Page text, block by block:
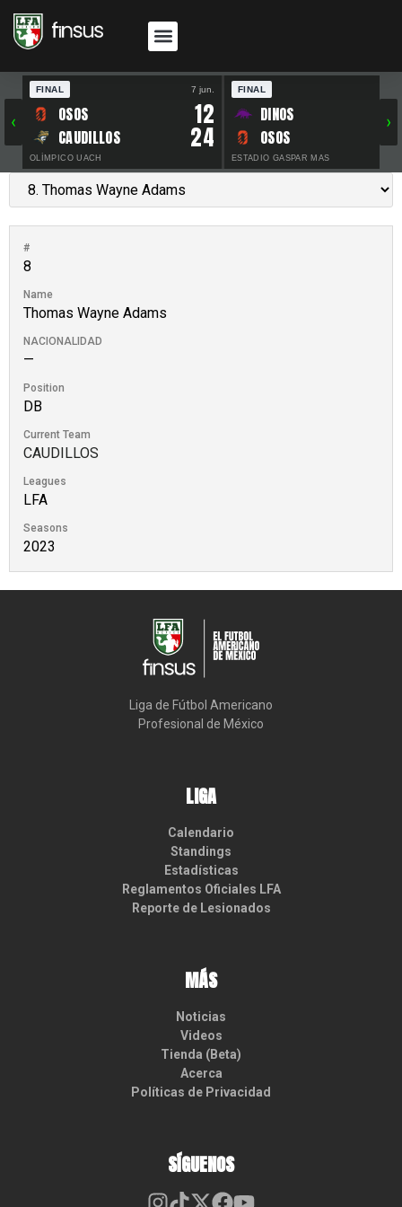
‹
FINAL 7 jun.
OSOS 12
CAUDILLOS 24
OLÍMPICO UACH
FINAL
DINOS
OSOS
ESTADIO GASPAR MAS
›
#
8
Name
Thomas Wayne Adams
NACIONALIDAD
—
Position
DB
Current Team
CAUDILLOS
Leagues
LFA
Seasons
2023
Liga de Fútbol Americano
Profesional de México
LIGA
Calendario
Standings
Estadísticas
Reglamentos Oficiales LFA
Reporte de Lesionados
MÁS
Noticias
Videos
Tienda (Beta)
Acerca
Políticas de Privacidad
SÍGUENOS